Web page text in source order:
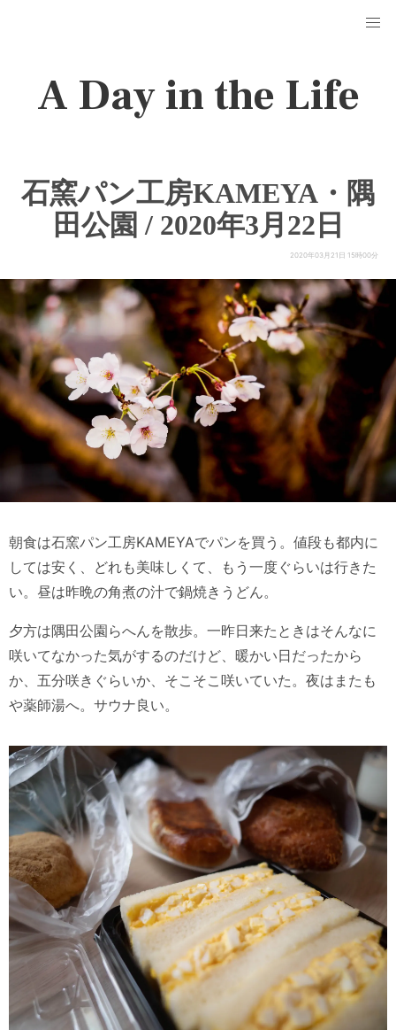
A Day in the Life
石窯パン工房KAMEYA・隅
田公園 / 2020年3月22日
2020年03月21日 15時00分
朝食は石窯パン工房KAMEYAでパンを買う。値段も都内に
しては安く、どれも美味しくて、もう一度ぐらいは行きた
い。昼は昨晩の角煮の汁で鍋焼きうどん。
夕方は隅田公園らへんを散歩。一昨日来たときはそんなに
咲いてなかった気がするのだけど、暖かい日だったから
か、五分咲きぐらいか、そこそこ咲いていた。夜はまたも
や薬師湯へ。サウナ良い。